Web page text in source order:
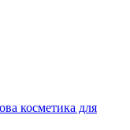
косметика для